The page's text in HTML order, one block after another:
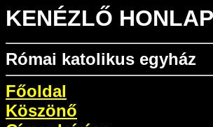
KENÉZLŐ
Római katolikus egyház
Főoldal
Köszönő